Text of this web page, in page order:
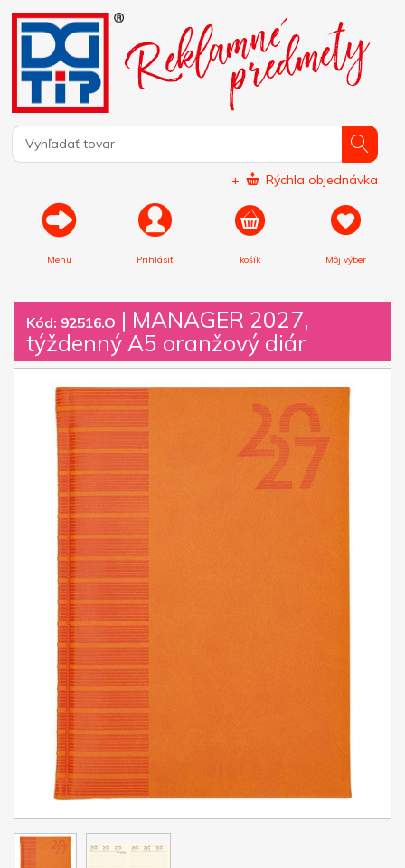
+ Rýchla objednávka
Menu Prihlásiť košík Môj výber
Kód: 92516.O | MANAGER 2027,
týždenný A5 oranžový diár